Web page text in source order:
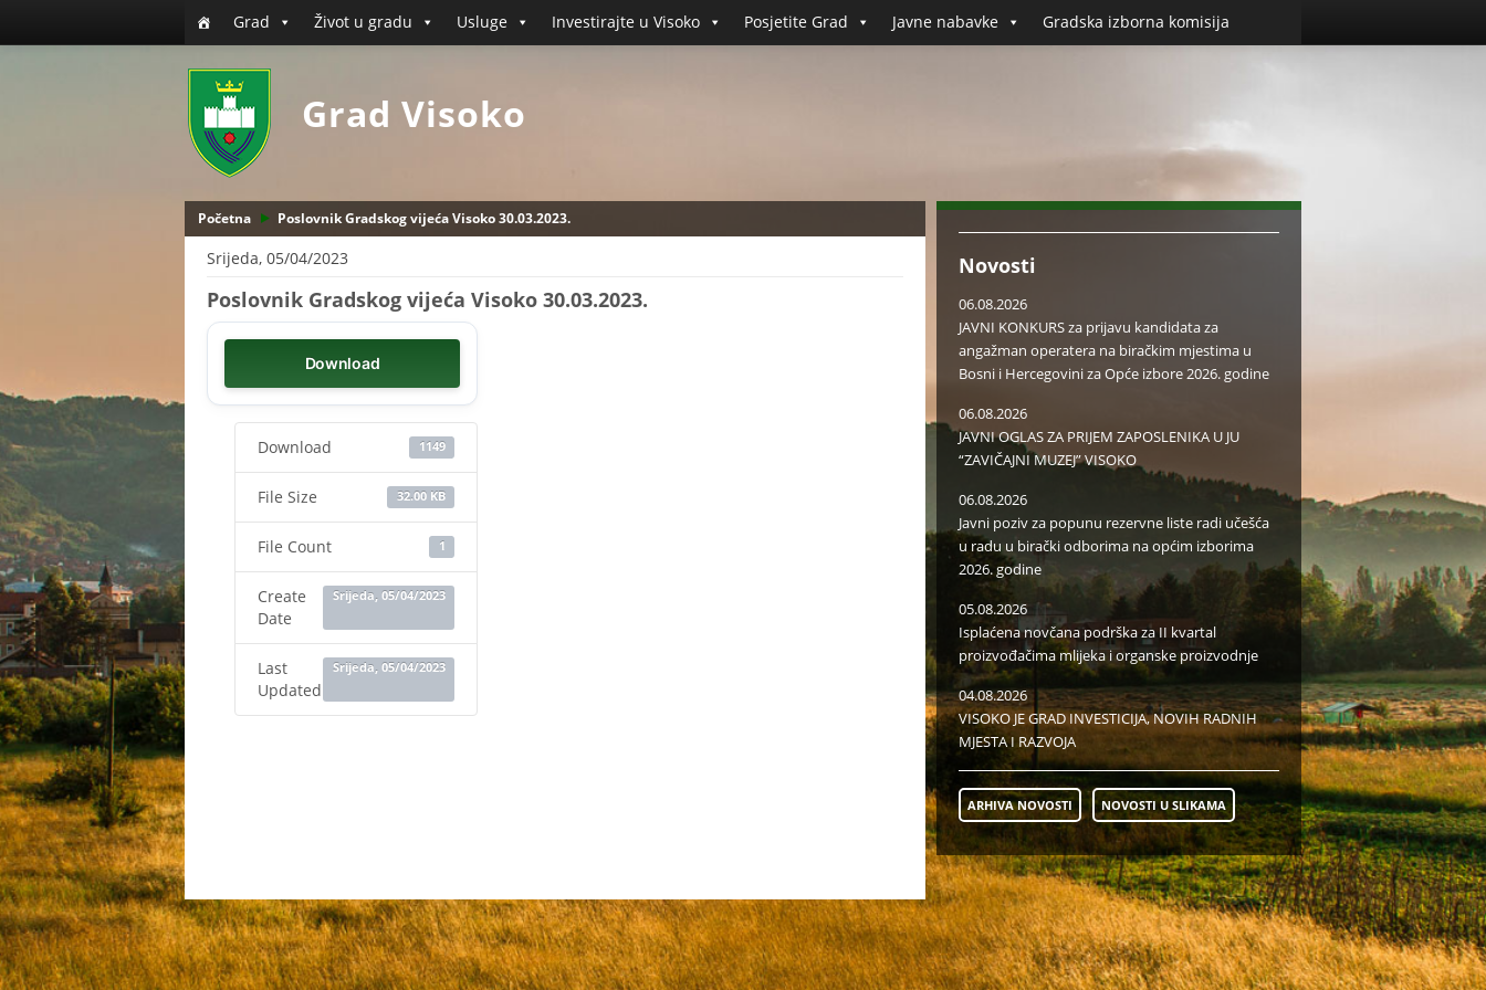
Grad Život u gradu Usluge Investirajte u Visoko Posjetite Grad Javne nabavke Gradska izborna komisija
Grad Visoko
Početna Poslovnik Gradskog vijeća Visoko 30.03.2023.
Srijeda, 05/04/2023
Poslovnik Gradskog vijeća Visoko 30.03.2023.
Download
Download 1149
File Size 32.00 KB
File Count 1
Create
Date
Srijeda, 05/04/2023
Last
Updated
Srijeda, 05/04/2023
Novosti
06.08.2026
JAVNI KONKURS za prijavu kandidata za
angažman operatera na biračkim mjestima u
Bosni i Hercegovini za Opće izbore 2026. godine
06.08.2026
JAVNI OGLAS ZA PRIJEM ZAPOSLENIKA U JU
“ZAVIČAJNI MUZEJ” VISOKO
06.08.2026
Javni poziv za popunu rezervne liste radi učešća
u radu u birački odborima na općim izborima
2026. godine
05.08.2026
Isplaćena novčana podrška za II kvartal
proizvođačima mlijeka i organske proizvodnje
04.08.2026
VISOKO JE GRAD INVESTICIJA, NOVIH RADNIH
MJESTA I RAZVOJA
ARHIVA NOVOSTI NOVOSTI U SLIKAMA